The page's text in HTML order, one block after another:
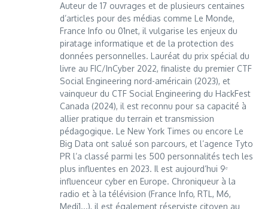
Auteur de 17 ouvrages et de plusieurs centaines
d’articles pour des médias comme Le Monde,
France Info ou 01net, il vulgarise les enjeux du
piratage informatique et de la protection des
données personnelles. Lauréat du prix spécial du
livre au FIC/InCyber 2022, finaliste du premier CTF
Social Engineering nord-américain (2023), et
vainqueur du CTF Social Engineering du HackFest
Canada (2024), il est reconnu pour sa capacité à
allier pratique du terrain et transmission
pédagogique. Le New York Times ou encore Le
Big Data ont salué son parcours, et l’agence Tyto
PR l’a classé parmi les 500 personnalités tech les
plus influentes en 2023. Il est aujourd’hui 9ᵉ
influenceur cyber en Europe. Chroniqueur à la
radio et à la télévision (France Info, RTL, M6,
Medi1...), il est également réserviste citoyen au